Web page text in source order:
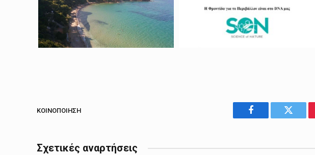
ΚΟΙΝΟΠΟΊΗΣΗ
Facebook Twitter
Σχετικές αναρτήσεις